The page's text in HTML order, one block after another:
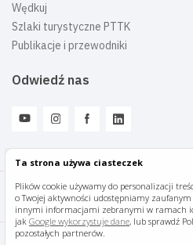
Ta strona używa ciasteczek
Plików cookie używamy do personalizacji
o Twojej aktywności udostępniamy
innymi informacjami zebranymi w ramach
jak Google wykorzystuje dane, lub sprawdź
pozostałych partnerów.
Wędkuj
Szlaki turystyczne PTTK
Publikacje i przewodniki
Odwiedź nas
Mazury Travel © 2026